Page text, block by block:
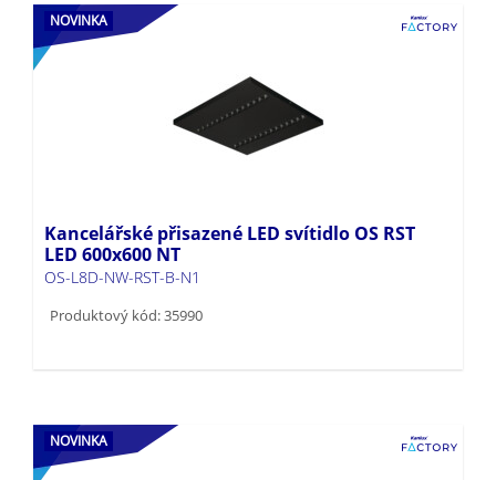
NOVINKA
Kancelářské přisazené LED svítidlo OS RST
LED 600x600 NT
OS-L8D-NW-RST-B-N1
Produktový kód: 35990
NOVINKA